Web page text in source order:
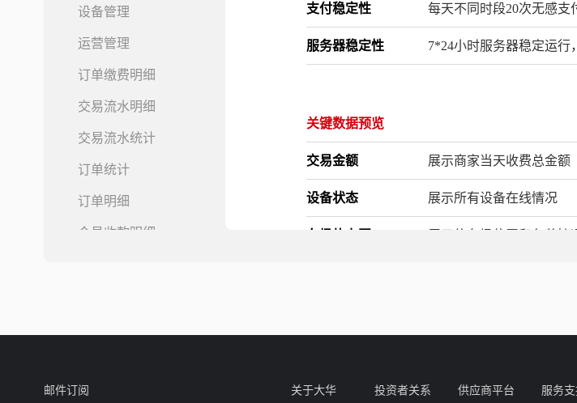
设备管理
运营管理
订单缴费明细
交易流水明细
交易流水统计
订单统计
订单明细
会员收款明细
银行支付
支付稳定性 每天不同时段20次无感支
服务器稳定性 7*24小时服务器稳定运行
关键数据预览
交易金额 展示商家当天收费总金额
设备状态 展示所有设备在线情况
邮件订阅 关于大华 投资者关系 供应商平台 服务